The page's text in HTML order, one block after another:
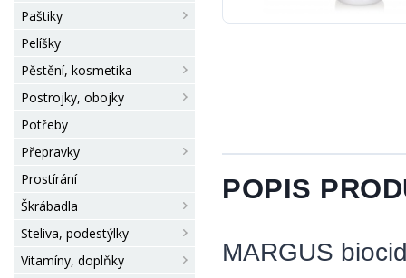
Paštiky
Pelíšky
Pěstění, kosmetika
Postrojky, obojky
Potřeby
Přepravky
Prostírání
Škrábadla
Steliva, podestýlky
Vitamíny, doplňky
POPIS
MARGUS